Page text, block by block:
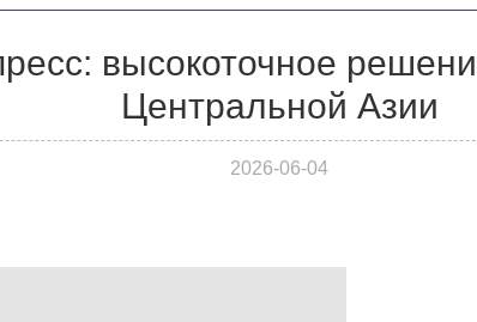
высокоточное
Центральной Азии
2026-06-04